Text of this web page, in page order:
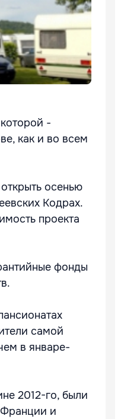
-
как и во всем
осенью
Кодрах.
проекта
фонды
самой
в январе-
2012-го, были
и